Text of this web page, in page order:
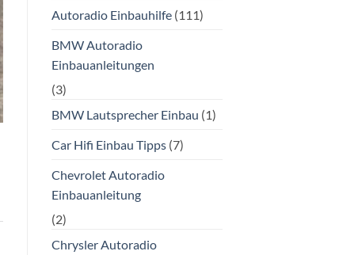
Autoradio Einbauhilfe(111)
BMW Autoradio
Einbauanleitungen
(3)
BMW Lautsprecher Einbau (1)
Car Hifi Einbau Tipps(7)
Chevrolet Autoradio
Einbauanleitung
(2)
Chrysler Autoradio